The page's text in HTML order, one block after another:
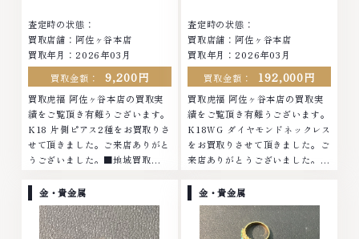
査定時の状態：
買取店舗：阿佐ヶ谷本店
買取年月： 2026年03月
買取金額：
9,200円
買取虎福 阿佐ヶ谷本店の買取実
績をご覧頂き有難うございます。
K18 片側ピアス2種をお買取りさ
せて頂きました。ご来店ありがと
うございました。■地域買取
ンド ブランド品 ブランド衣類 お
酒買取りのことなら、お任せくだ
さいなかでも金・...
査定時の状態：
買取店舗：阿佐ヶ谷本店
買取年月： 2026年03月
買取金額：
192,000円
買取虎福 阿佐ヶ谷本店の買取実
績をご覧頂き有難うございます。
K18WG ダイヤモンドネックレス
をお買取りさせて頂きました。ご
来店ありがとうございました。■
ダイヤモンド ブランド品 ブラン
ド衣類 お酒買取りのことなら、
お任せください...
金・貴金属 金・貴金属